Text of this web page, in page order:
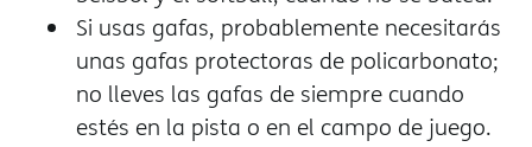
Si usas gafas, probablemente necesitarás
unas gafas protectoras de policarbonato;
no lleves las gafas de siempre cuando
estés en la pista o en el campo de juego.